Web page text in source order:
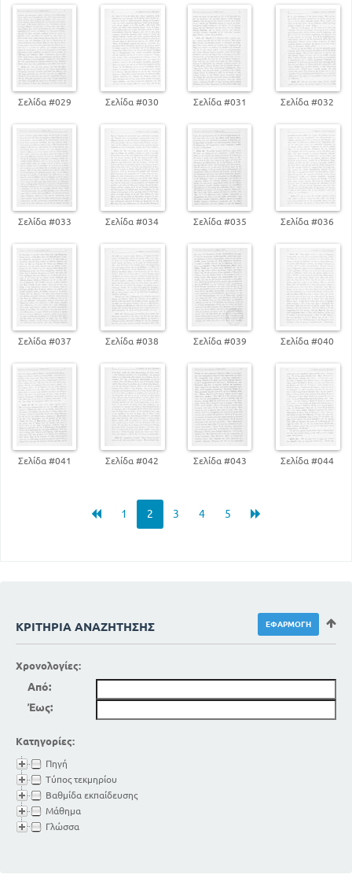
Σελίδα #029 Σελίδα #030 Σελίδα #031 Σελίδα #032
Σελίδα #033 Σελίδα #034 Σελίδα #035 Σελίδα #036
Σελίδα #037 Σελίδα #038 Σελίδα #039 Σελίδα #040
Σελίδα #041 Σελίδα #042 Σελίδα #043 Σελίδα #044
1 2 3 4 5
ΚΡΙΤΉΡΙΑ ΑΝΑΖΉΤΗΣΗΣ
Χρονολογίες:
Από:
Έως:
Κατηγορίες:
Πηγή
Τύπος τεκμηρίου
Βαθμίδα εκπαίδευσης
Μάθημα
Γλώσσα